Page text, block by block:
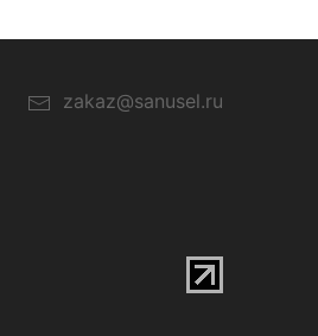
zakaz@sanusel.ru